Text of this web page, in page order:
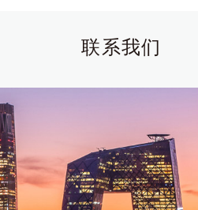
联系我们